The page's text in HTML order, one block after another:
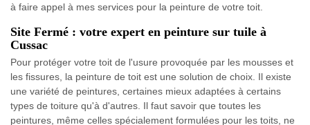
à faire appel à mes services pour la peinture de votre toit.
Site Fermé : votre expert en peinture sur tuile à
Cussac
Pour protéger votre toit de l'usure provoquée par les mousses et
les fissures, la peinture de toit est une solution de choix. Il existe
une variété de peintures, certaines mieux adaptées à certains
types de toiture qu'à d'autres. Il faut savoir que toutes les
peintures, même celles spécialement formulées pour les toits, ne